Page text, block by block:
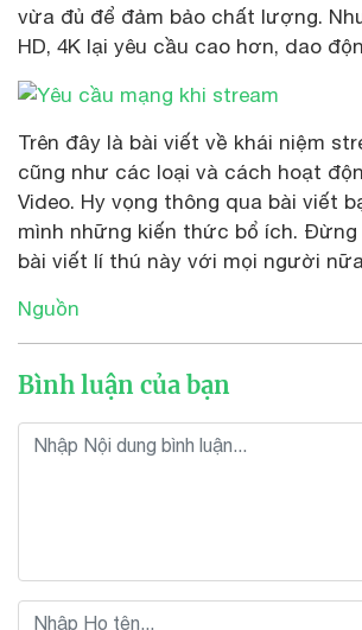
vừa đủ để đảm bảo chất lượng.
HD, 4K lại yêu cầu cao hơn, dao
Trên đây là bài viết về khái niệm
cũng như các loại và cách hoạt
Video. Hy vọng thông qua bài viết
mình những kiến thức bổ ích. Đừng
bài viết lí thú này với mọi người
Nguồn
Bình luận của bạn